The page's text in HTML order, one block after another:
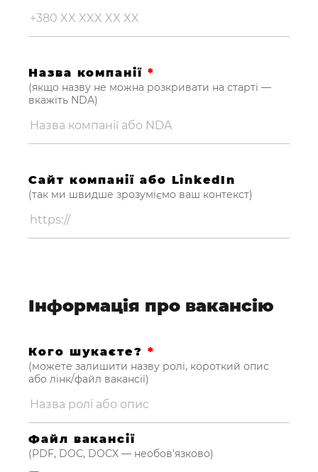
Назва компанії *
(якщо назву не можна розкривати на старті —
вкажіть NDA)
Сайт компанії або LinkedIn
(так ми швидше зрозуміємо ваш контекст)
Інформація про вакансію
Кого шукаєте? *
(можете залишити назву ролі, короткий опис
або лінк/файл вакансії)
Файл вакансії
(PDF, DOC, DOCX — необов'язково)